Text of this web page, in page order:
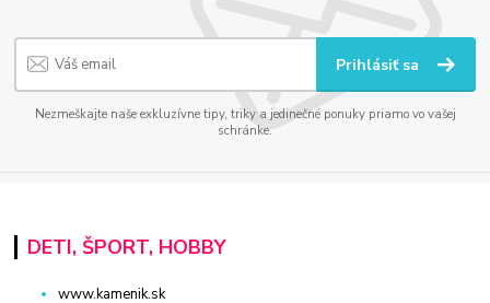
Prihlásiť sa
Nezmeškajte naše exkluzívne tipy, triky a jedinečné ponuky priamo vo vašej
schránke.
DETI, ŠPORT, HOBBY
www.kamenik.sk